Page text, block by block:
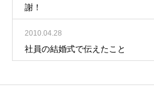
謝！
2010.04.28
社員の結婚式で伝えたこと